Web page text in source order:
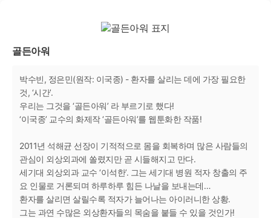
골든아워
박수빈, 정은민(원작: 이국종) - 환자를 살리는 데에 가장 필요한
것, ‘시간’.
우리는 그것을 ‘골든아워’ 라 부르기로 했다!
‘이국종’ 교수의 화제작 ‘골든아워’를 웹툰화한 작품!
2011년 석해균 선장이 기적적으로 몸을 회복하며 많은 사람들의
관심이 외상외과에 쏠렸지만 곧 시들해지고 만다.
세기대 외상외과 교수 ‘이석한’. 그는 세기대 병원 적자 창출의 주
요 인물로 거론되며 하루하루 힘든 나날을 보내는데…
환자를 살리면 살릴수록 적자가 늘어나는 아이러니한 상황.
그는 과연 수많은 외상환자들의 목숨을 붙들 수 있을 것인가!